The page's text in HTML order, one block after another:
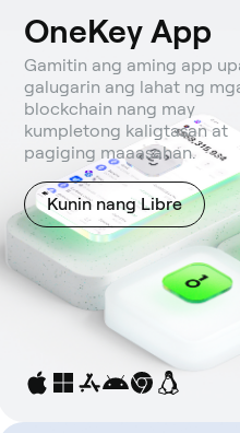
OneKey App
Gamitin ang aming app
galugarin ang lahat ng
blockchain nang may
kumpletong kaligtasan at
pagiging maaasahan.
Kunin nang Libre